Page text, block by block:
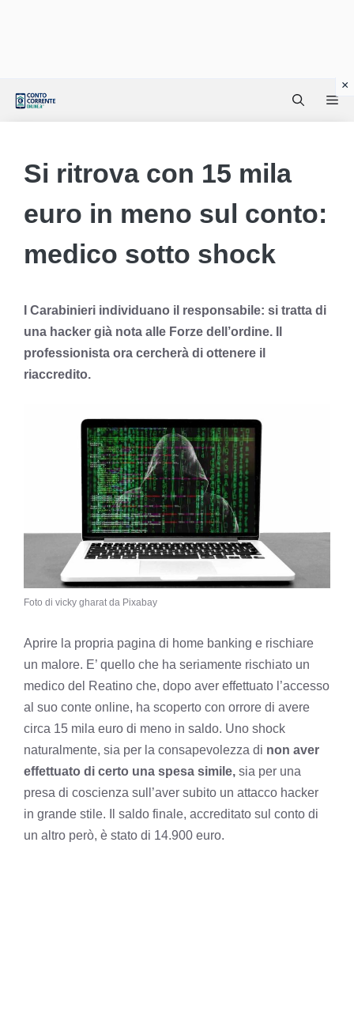
Si ritrova con 15 mila
euro in meno sul conto:
medico sotto shock
I Carabinieri individuano il responsabile: si tratta di
una hacker già nota alle Forze dell’ordine. Il
professionista ora cercherà di ottenere il
riaccredito.
Foto di vicky gharat da Pixabay
Aprire la propria pagina di home banking e rischiare
un malore. E’ quello che ha seriamente rischiato un
medico del Reatino che, dopo aver effettuato l’accesso
al suo conte online, ha scoperto con orrore di avere
circa 15 mila euro di meno in saldo. Uno shock
naturalmente, sia per la consapevolezza di non aver
effettuato di certo una spesa simile, sia per una
presa di coscienza sull’aver subito un attacco hacker
in grande stile. Il saldo finale, accreditato sul conto di
un altro però, è stato di 14.900 euro.